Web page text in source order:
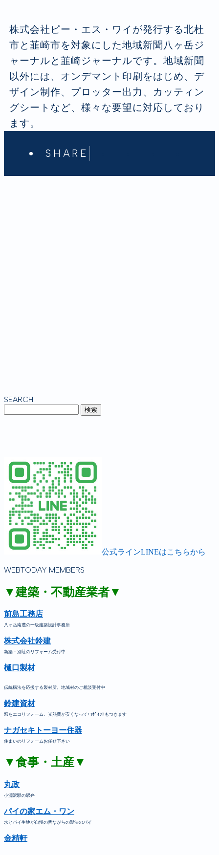
株式会社ピー・エス・ワイが発行する北杜
市と韮崎市を対象にした地域新聞八ヶ岳ジ
ャーナルと韮崎ジャーナルです。地域新聞
以外には、オンデマント印刷をはじめ、デ
ザイン制作、プロッター出力、カッティン
グシートなど、様々な要望に対応しており
ます。
SHARE
SEARCH
公式ラインLINEはこちらから
WEBTODAY MEMBERS
▼建築・不動産業者▼
前島工務店
八ヶ岳南麓の一級建築設計事務所
株式会社鈴建
新築・別荘のリフォーム受付中
樋口製材
伝統構法を応援する製材所。地域材のご相談受付中
鈴建資材
窓をエコリフォーム。光熱費が安くなってｴｺﾎﾟｲﾝﾄもつきます
ナガセキトーヨー住器
住まいのリフォームお任せ下さい
▼食事・土産▼
丸政
小淵沢駅の駅弁
パイの家エム・ワン
水とパイ生地が自慢の昔ながらの製法のパイ
金精軒